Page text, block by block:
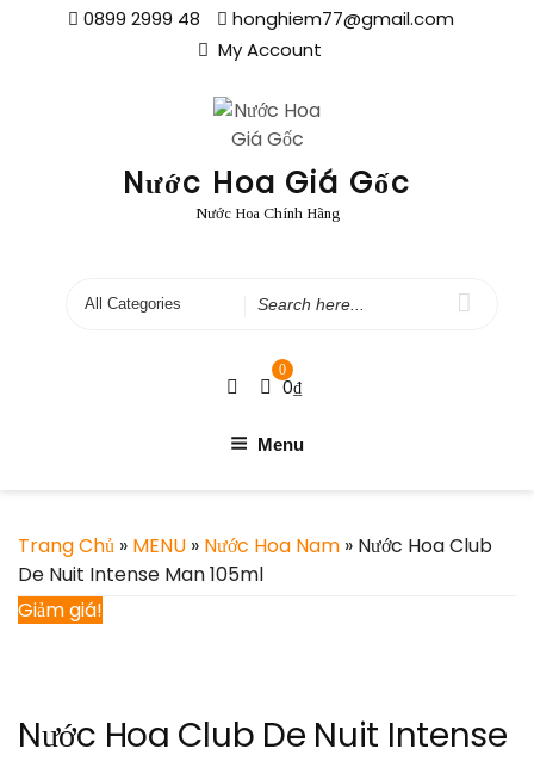
0899 2999 48
honghiem77@gmail.com
My Account
Nước Hoa Giá Gốc
Nước Hoa Chính Hãng
Search
0
0₫
Menu
Trang Chủ » MENU » Nước Hoa Nam » Nước Hoa Club
De Nuit Intense Man 105ml
Giảm giá!
Nước Hoa Club De Nuit Intense